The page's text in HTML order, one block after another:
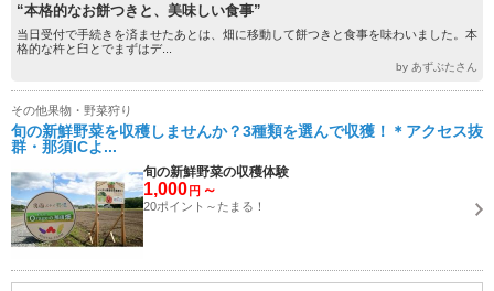
“本格的なお餅つきと、美味しい食事”
当日受付で手続きを済ませたあとは、畑に移動して餅つきと食事を味わいました。本
格的な杵と臼とでまずはデ...
by あずぶたさん
その他果物・野菜狩り
旬の新鮮野菜を収穫しませんか？3種類を選んで収獲！＊アクセス抜
群・那須ICよ...
旬の新鮮野菜の収穫体験
1,000 円 ～
20ポイント～たまる！